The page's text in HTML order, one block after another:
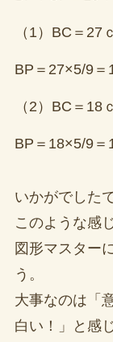
（1）BC＝27
BP＝27×5/9＝
（2）BC＝18
BP＝18×5/9＝
いかがでした
このような感
図形マスター
う。
大事なのは「
白い！」と感